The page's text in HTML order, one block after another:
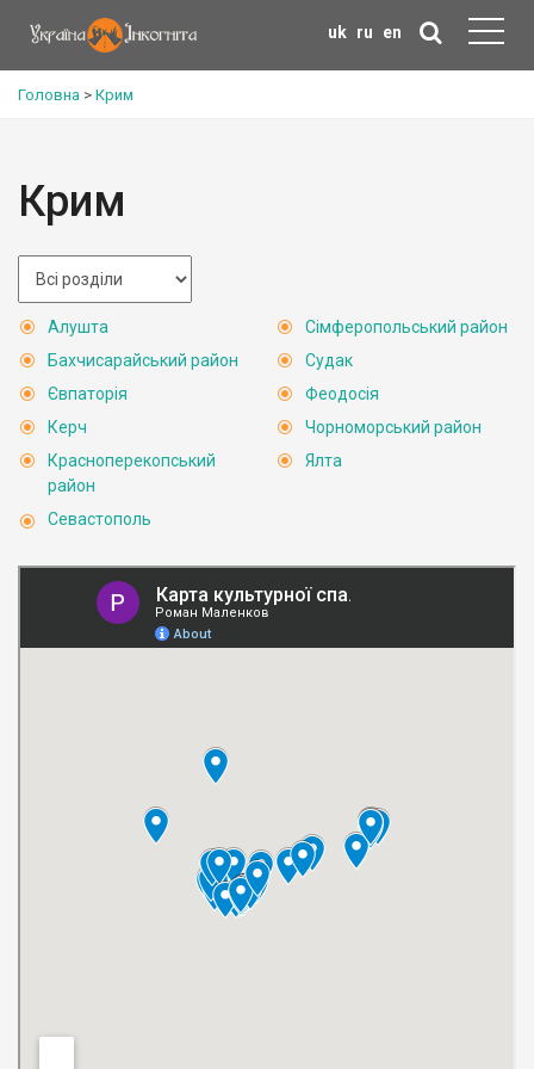
uk ru en
Головна > Крим
Крим
Алушта
Бахчисарайський район
Євпаторія
Керч
Красноперекопський
район
Севастополь
Сімферопольський район
Судак
Феодосія
Чорноморський район
Ялта